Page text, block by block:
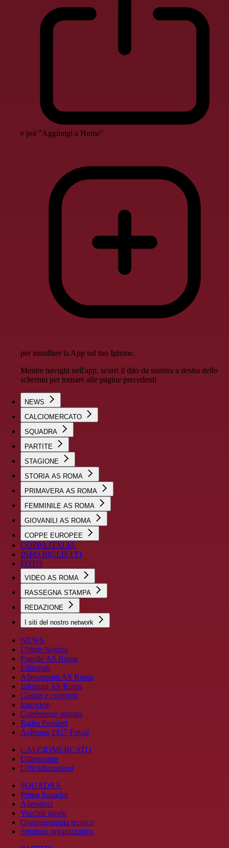
e poi "Aggiungi a Home"
per installare la App sul tuo Iphone.
Mentre navighi nell'app, scorri il dito da sinistra a destra dello
schermo per tornare alle pagine precedenti
NEWS
CALCIOMERCATO
SQUADRA
PARTITE
STAGIONE
STORIA AS ROMA
PRIMAVERA AS ROMA
FEMMINILE AS ROMA
GIOVANILI AS ROMA
COPPE EUROPEE
COPPA ITALIA
INFO BIGLIETTI
FOTO
VIDEO AS ROMA
RASSEGNA STAMPA
REDAZIONE
I siti del nostro network
NEWS
Ultime Notizie
Pagelle AS Roma
Editoriali
Allenamenti AS Roma
Infortuni AS Roma
Gossip e curiosità
Interviste
Conferenze stampa
Radio Pensieri
AsRoma 1927 Futsal
CALCIOMERCATO
Ultimissime
Ufficializzazioni
SQUADRA
Prima Squadra
Allenatori
Vecchie glorie
Organigramma tecnico
Struttura organizzativa